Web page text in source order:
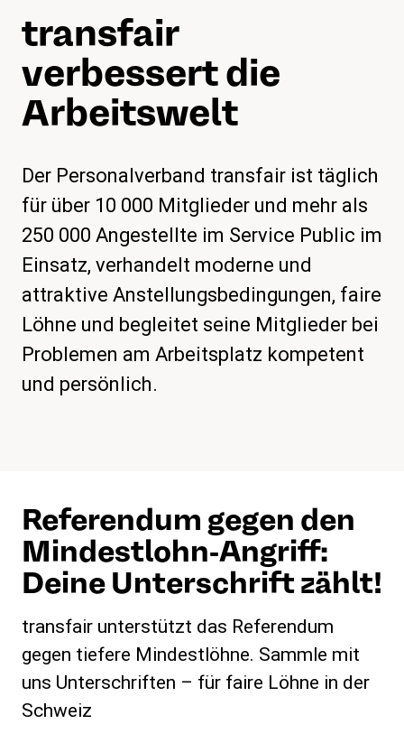
Kontakt
Familienzeit
Meine Lehre. Meine Rechte
Mitglied werden
transfair
verbessert die
Arbeitswelt
Der Personalverband transfair ist täglich
für über 10 000 Mitglieder und mehr als
250 000 Angestellte im Service Public im
Einsatz, verhandelt moderne und
attraktive Anstellungsbedingungen, faire
Löhne und begleitet seine Mitglieder bei
Problemen am Arbeitsplatz kompetent
und persönlich.
Referendum gegen den
Mindestlohn-Angriff:
Deine Unterschrift zählt!
transfair unterstützt das Referendum
gegen tiefere Mindestlöhne. Sammle mit
uns Unterschriften – für faire Löhne in der
Schweiz